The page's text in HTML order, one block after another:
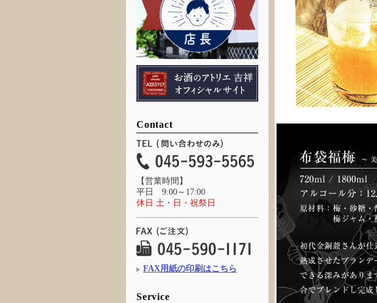
Contact
【営業時間】
平日 9:00～17:00
休日 土・日・祝祭日
FAX用紙の印刷はこちら
Service